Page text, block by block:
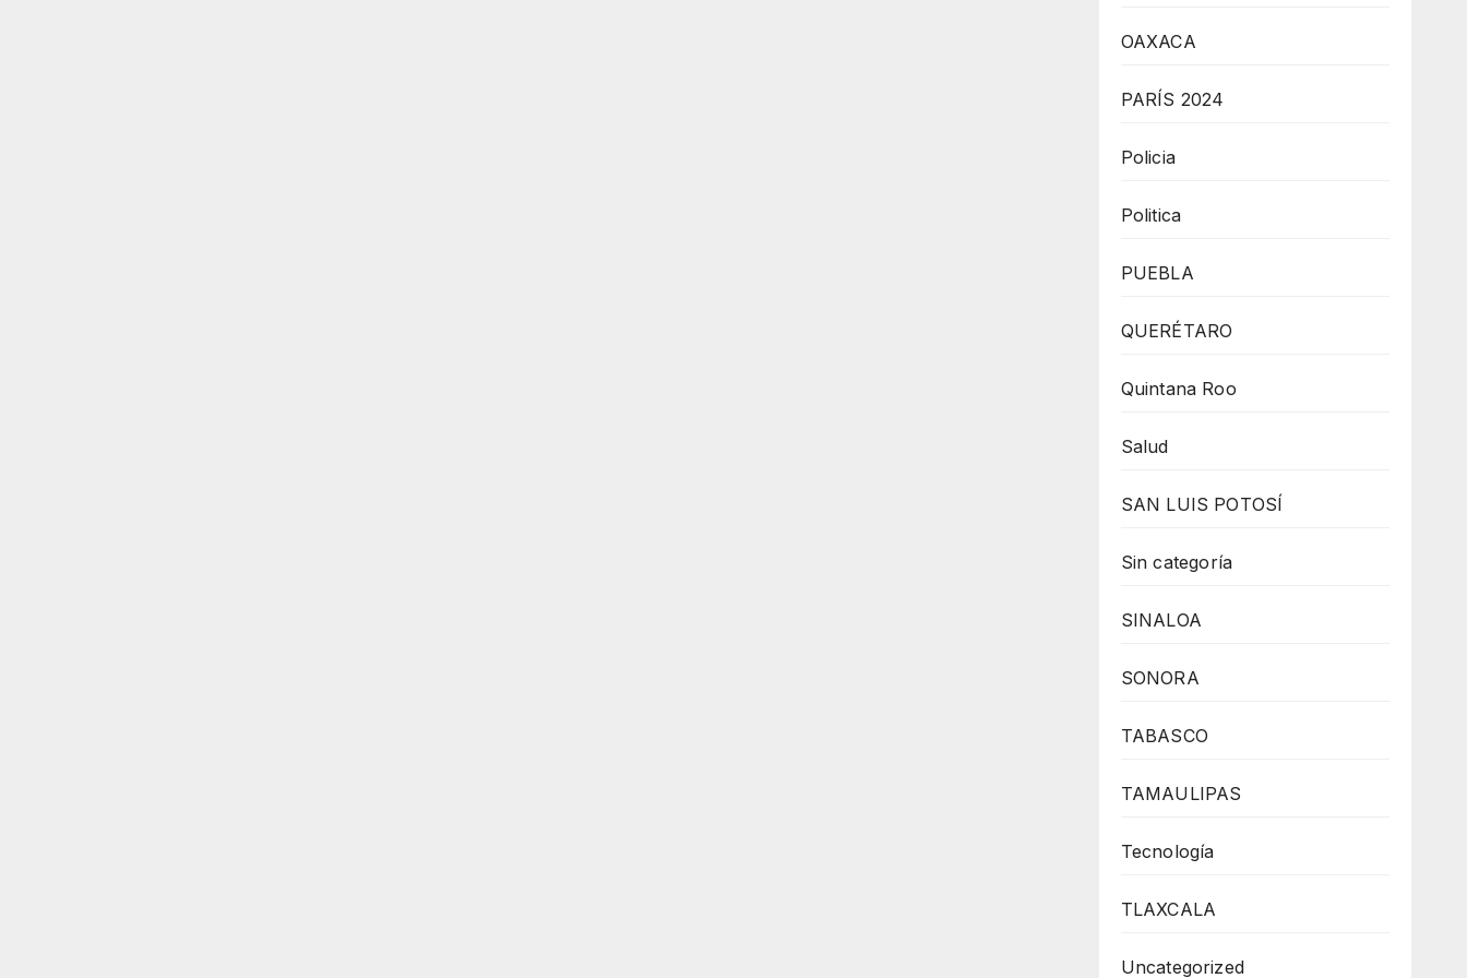
OAXACA
PARÍS 2024
Policia
Politica
PUEBLA
QUERÉTARO
Quintana Roo
Salud
SAN LUIS POTOSÍ
Sin categoría
SINALOA
SONORA
TABASCO
TAMAULIPAS
Tecnología
TLAXCALA
Uncategorized